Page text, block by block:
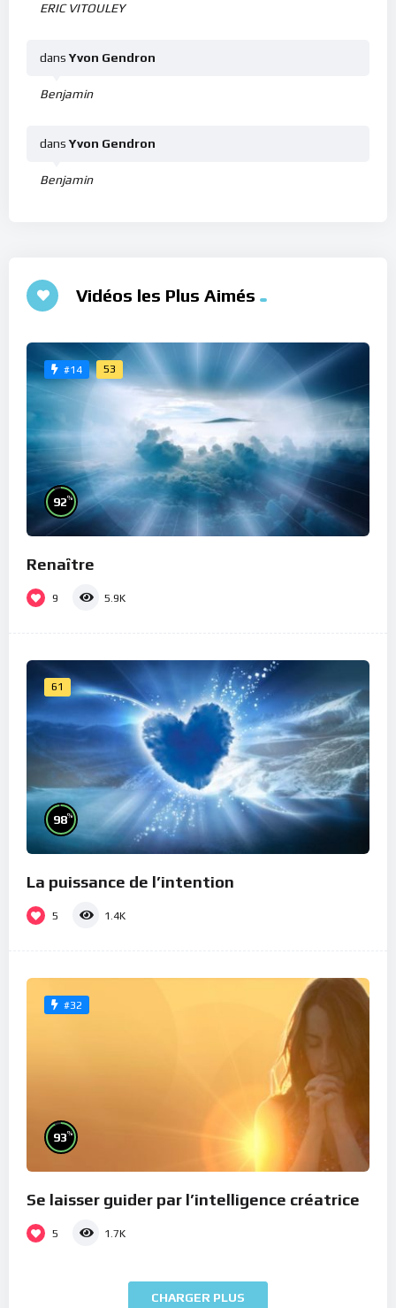
ERIC VITOULEY
Benjamin
dans Yvon Gendron
Benjamin
dans Yvon Gendron
Vidéos les Plus Aimés
#14 53
92%
Renaître
9 5.9K
61
98%
La puissance de l’intention
5 1.4K
#32
93%
Se laisser guider par l’intelligence créatrice
5 1.7K
CHARGER PLUS